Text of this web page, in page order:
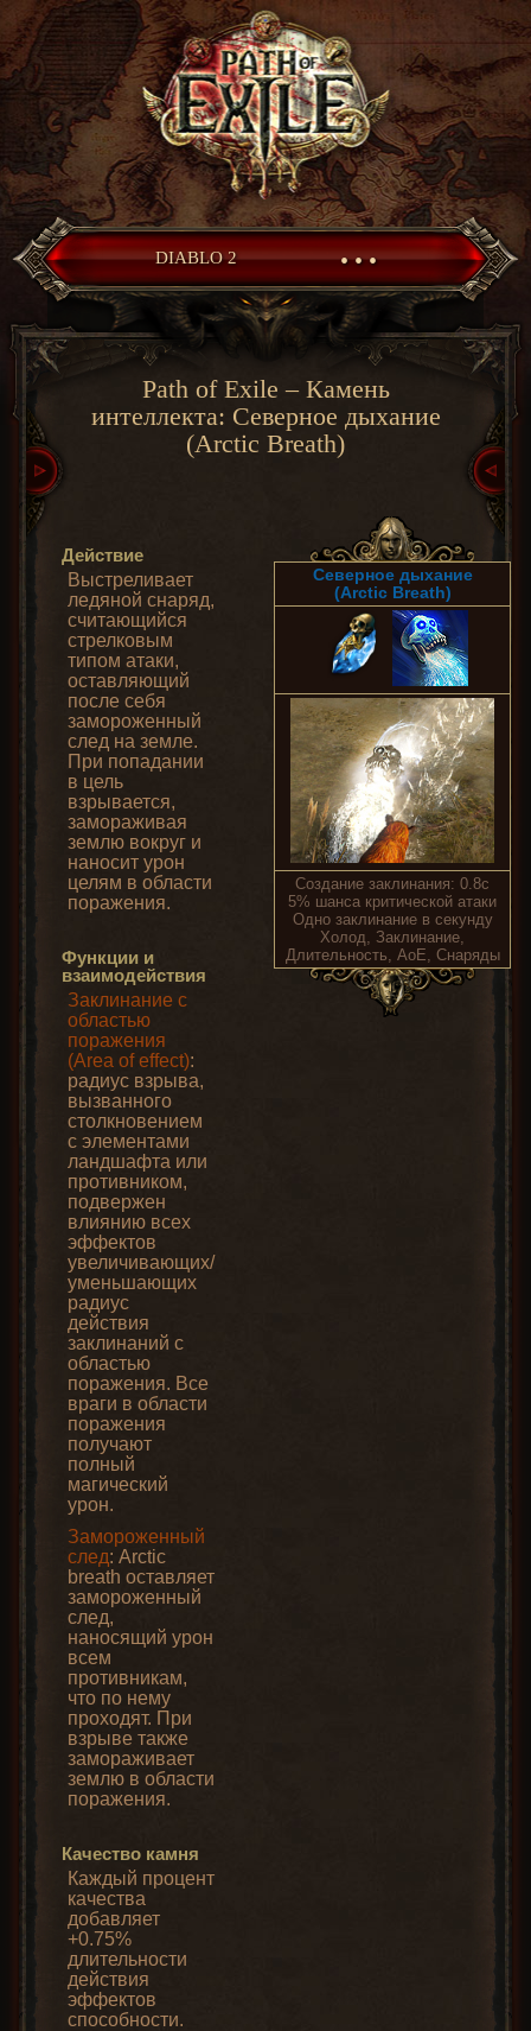
DIABLO 2 • • •
Path of Exile – Камень
интеллекта: Северное дыхание
(Arctic Breath)
Действие
Выстреливает
ледяной снаряд,
считающийся
стрелковым
типом атаки,
оставляющий
после себя
замороженный
след на земле.
При попадании
в цель
взрывается,
замораживая
землю вокруг и
наносит урон
целям в области
поражения.
Функции и
взаимодействия
Заклинание с
областью
поражения
(Area of effect):
радиус взрыва,
вызванного
столкновением
с элементами
ландшафта или
противником,
подвержен
влиянию всех
эффектов
увеличивающих/
уменьшающих
радиус
действия
заклинаний с
областью
поражения. Все
враги в области
поражения
получают
полный
магический
урон.
Замороженный
след: Arctic
breath оставляет
замороженный
след,
наносящий урон
всем
противникам,
что по нему
проходят. При
взрыве также
замораживает
землю в области
поражения.
Качество камня
Каждый процент
качества
добавляет
+0.75%
длительности
действия
эффектов
способности.
Северное дыхание
(Arctic Breath)
Создание заклинания: 0.8с
5% шанса критической атаки
Одно заклинание в секунду
Холод, Заклинание,
Длительность, AoE, Снаряды